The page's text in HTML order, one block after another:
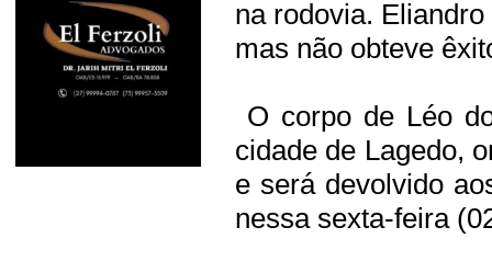
na rodovia.
mas não obteve
O corpo de Léo
cidade de Lagedo,
e será devolvido
nessa sexta-feira